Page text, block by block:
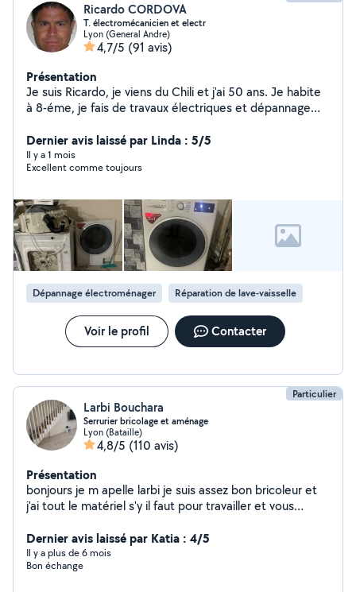
Ricardo CORDOVA
T. électromécanicien et electr
Lyon (General Andre)
4,7/5 (91 avis)
Présentation
Je suis Ricardo, je viens du Chili et j'ai 50 ans. Je habite
à 8-éme, je fais de travaux électriques et dépannage
vaisselle Ma profession est technicien en électricité
industrielle (installations électriques, etc)
Dernier avis laissé par Linda : 5/5
Il y a 1 mois
Excellent comme toujours
Dépannage électroménager Réparation de lave-vaisselle
Voir le profil Contacter
Particulier
Larbi Bouchara
Serrurier bricolage et aménage
Lyon (Bataille)
4,8/5 (110 avis)
Présentation
bonjours je m apelle larbi je suis assez bon bricoleur et
j'ai tout le matériel s'y il faut pour travailler et vous
rénovation., aménagement d intérieur .montage de
meuble cuisine décoration et aussi réparation et
fabrication d ouvrages métalliques. De préférence
Dernier avis laissé par Katia : 4/5
Il y a plus de 6 mois
Bon échange